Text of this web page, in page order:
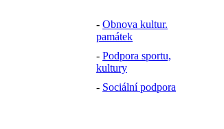
- Obnova kultur.
památek
- Podpora sportu,
kultury
- Sociální podpora